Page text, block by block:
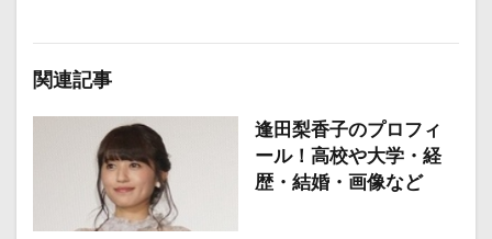
関連記事
逢田梨香子のプロフィ
ール！高校や大学・経
歴・結婚・画像など